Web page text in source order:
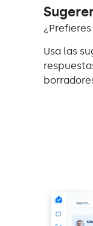
Usa las